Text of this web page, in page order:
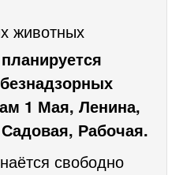
животных
1 Мая, Ленина,
Рабочая.
свободно